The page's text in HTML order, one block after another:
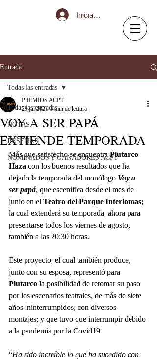
Iniciar sesión
Entrada
Todas las entradas
NOTAS
RESEÑAS
NOMINADOS Y GANADORES ACPT
Todas las entradas
VOY A SER PAPÁ
EXTIENDE TEMPORADA
PREMIOS ACPT
29 jul 2021 3 min de lectura
Más que satisfecho se encuentra Plutarco
Haza con los buenos resultados que ha
dejado la temporada del monólogo Voy a
ser papá, que escenifica desde el mes de
junio en el Teatro del Parque Interlomas;
la cual extenderá su temporada, ahora para
presentarse todos los viernes de agosto,
también a las 20:30 horas.
Este proyecto, el cual también produce,
junto con su esposa, representó para
Plutarco la posibilidad de retomar su paso
por los escenarios teatrales, de más de siete
años ininterrumpidos, con diversos
montajes; y que tuvo que interrumpir debido
a la pandemia por la Covid19.
“Ha sido increíble lo que ha sucedido con